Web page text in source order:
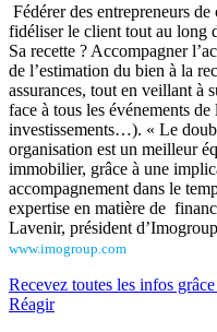
Fédérer des entrepreneurs
fidéliser le client tout au long
Sa recette ? Accompagner
de l’estimation du bien à la
assurances, tout en veillant à
face à tous les événements
investissements…). « Le
organisation est un meilleur
immobilier, grâce à une
accompagnement dans le
expertise en matière de
Lavenir, président
www.imogroup.com
Recevez toutes les infos
Réagir